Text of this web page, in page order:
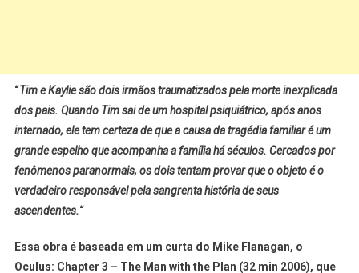
“Tim e Kaylie são dois irmãos traumatizados pela morte inexplicada
dos pais. Quando Tim sai de um hospital psiquiátrico, após anos
internado, ele tem certeza de que a causa da tragédia familiar é um
grande espelho que acompanha a família há séculos. Cercados por
fenômenos paranormais, os dois tentam provar que o objeto é o
verdadeiro responsável pela sangrenta história de seus
ascendentes.“
Essa obra é baseada em um curta do Mike Flanagan, o
Oculus: Chapter 3 – The Man with the Plan (32 min 2006), que